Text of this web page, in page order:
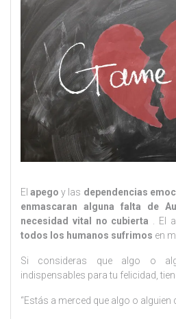
Elapego y las dependencias
enmascaran alguna falta de
necesidad vital no cubierta . El
todos los humanos sufrimos en
Si consideras que algo o
indispensables para tu felicidad,
“Estás a merced que algo o alguien